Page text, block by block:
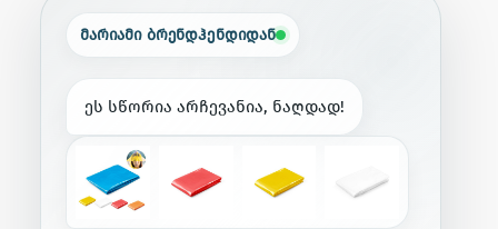
მარიამი ბრენდჰენდიდან
ეს სწორია არჩევანია, ნაღდად!